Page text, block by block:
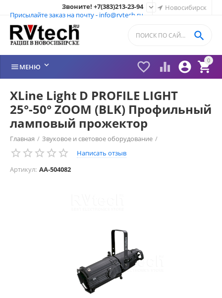
Новосибирск
Звоните! +7(383)213-23-94
Присылайте заказ на почту - info@rvtech.ru

0


 

МЕНЮ 
XLine Light D PROFILE LIGHT
25°-50° ZOOM (BLK) Профильный
ламповый прожектор
Главная / Звуковое и световое оборудование /
Прожекторы LED /
Написать отзыв
Артикул: AA-504082